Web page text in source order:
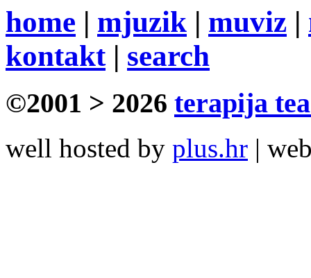
home | mjuzik | muviz |
kontakt| search
©2001 > 2026 terapija
well hosted by plus.hr |